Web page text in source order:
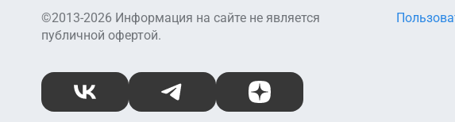
©2013-2026 Информация на сайте не является
публичной офертой.
ВКонтакте Telegram Дзен